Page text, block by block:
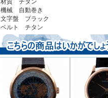
材質 チタン
機械 自動巻き
文字盤 ブラック
ベルト チタン